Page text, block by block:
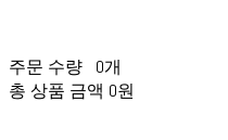
주문 수량
0개
총 상품 금액 0원